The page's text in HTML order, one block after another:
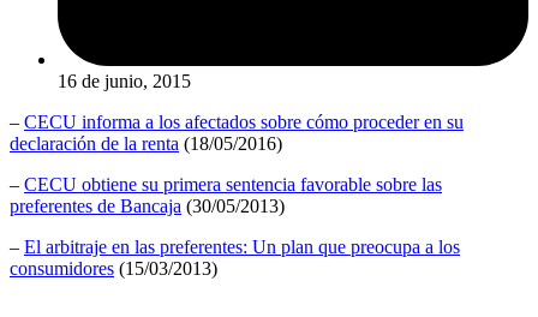
16 de junio, 2015
– CECU informa a los afectados sobre cómo proceder en su
declaración de la renta (18/05/2016)
– CECU obtiene su primera sentencia favorable sobre las
preferentes de Bancaja (30/05/2013)
– El arbitraje en las preferentes: Un plan que preocupa a los
consumidores (15/03/2013)